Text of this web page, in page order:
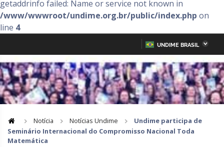
getaddrinfo failed: Name or service not known in
/www/wwwroot/undime.org.br/public/index.php on
line 4
PARA
O
CONTEÚDO
UNDIME BRASIL
Amazonas Amapá
Bahia Ceará
Goiás Maranhão
Notícia Notícias Undime
Undime participa de
Seminário Internacional do Compromisso Nacional Toda
Matemática